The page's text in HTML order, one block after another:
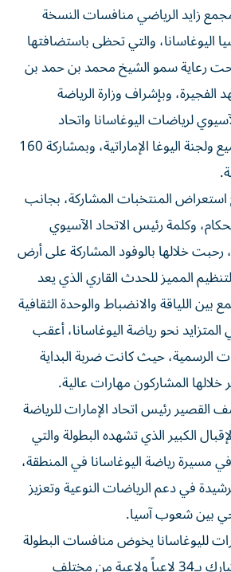
زايد الرياضي منافسات النسخة
اليوغاسانا، والتي تحظى باستضافتها
تحت رعاية سمو الشيخ محمد بن حمد بن
وبإشراف وزارة الرياضة
لرياضات اليوغاسانا واتحاد
الإمارات للرياضة للجميع ولجنة اليوغا الإماراتية، وبمشاركة 160
المنتخبات المشاركة، بجانب
وكلمة رئيس الاتحاد الآسيوي
رحبت خلالها بالوفود المشاركة على أرض
المميز للحدث القاري الذي يعد
بين اللياقة والانضباط والوحدة الثقافية
نحو رياضة اليوغاسانا، أعقب
الرسمية، حيث كانت ضربة البداية
خلالها المشاركون مهارات عالية.
القصير رئيس اتحاد الإمارات للرياضة
الكبير الذي تشهده البطولة والتي
رياضة اليوغاسانا في المنطقة،
في دعم الرياضات النوعية وتعزيز
بين شعوب آسيا.
لليوغاسانا يخوض منافسات البطولة